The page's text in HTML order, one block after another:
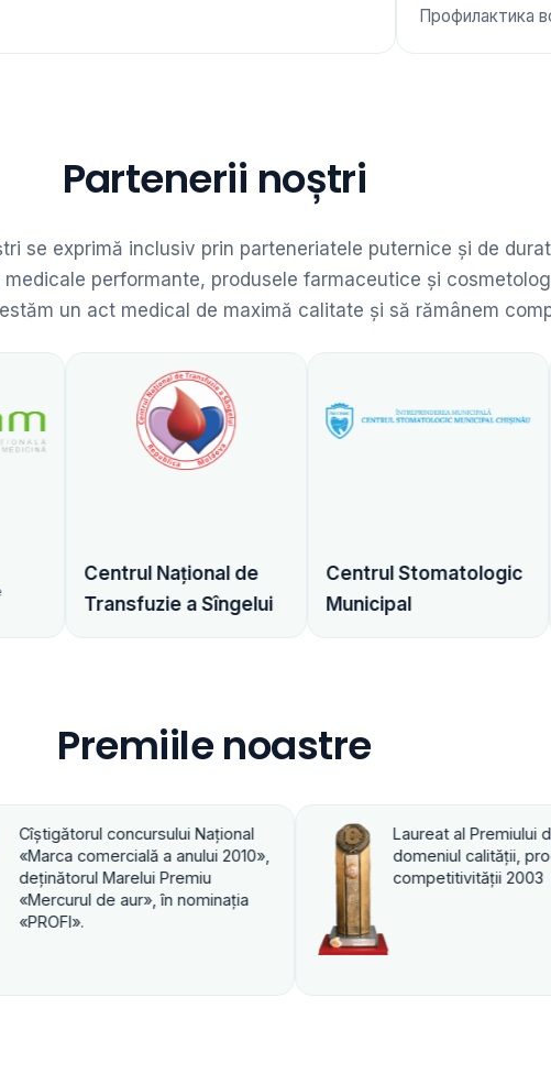
Профилактика
Partenerii noștri
se exprimă inclusiv prin parteneriatele puternice și de
performante, produsele farmaceutice și
un act medical de maximă calitate și să rămânem
Național de
a Sîngelui
Centrul Stomatologic
Municipal
Dita Estfarm
Distribuitor
Premiile noastre
Laureat al Premiului de Stat în
domeniul calităţii, productivităţii şi
competitivităţii 2003
Laureat al
domeniul